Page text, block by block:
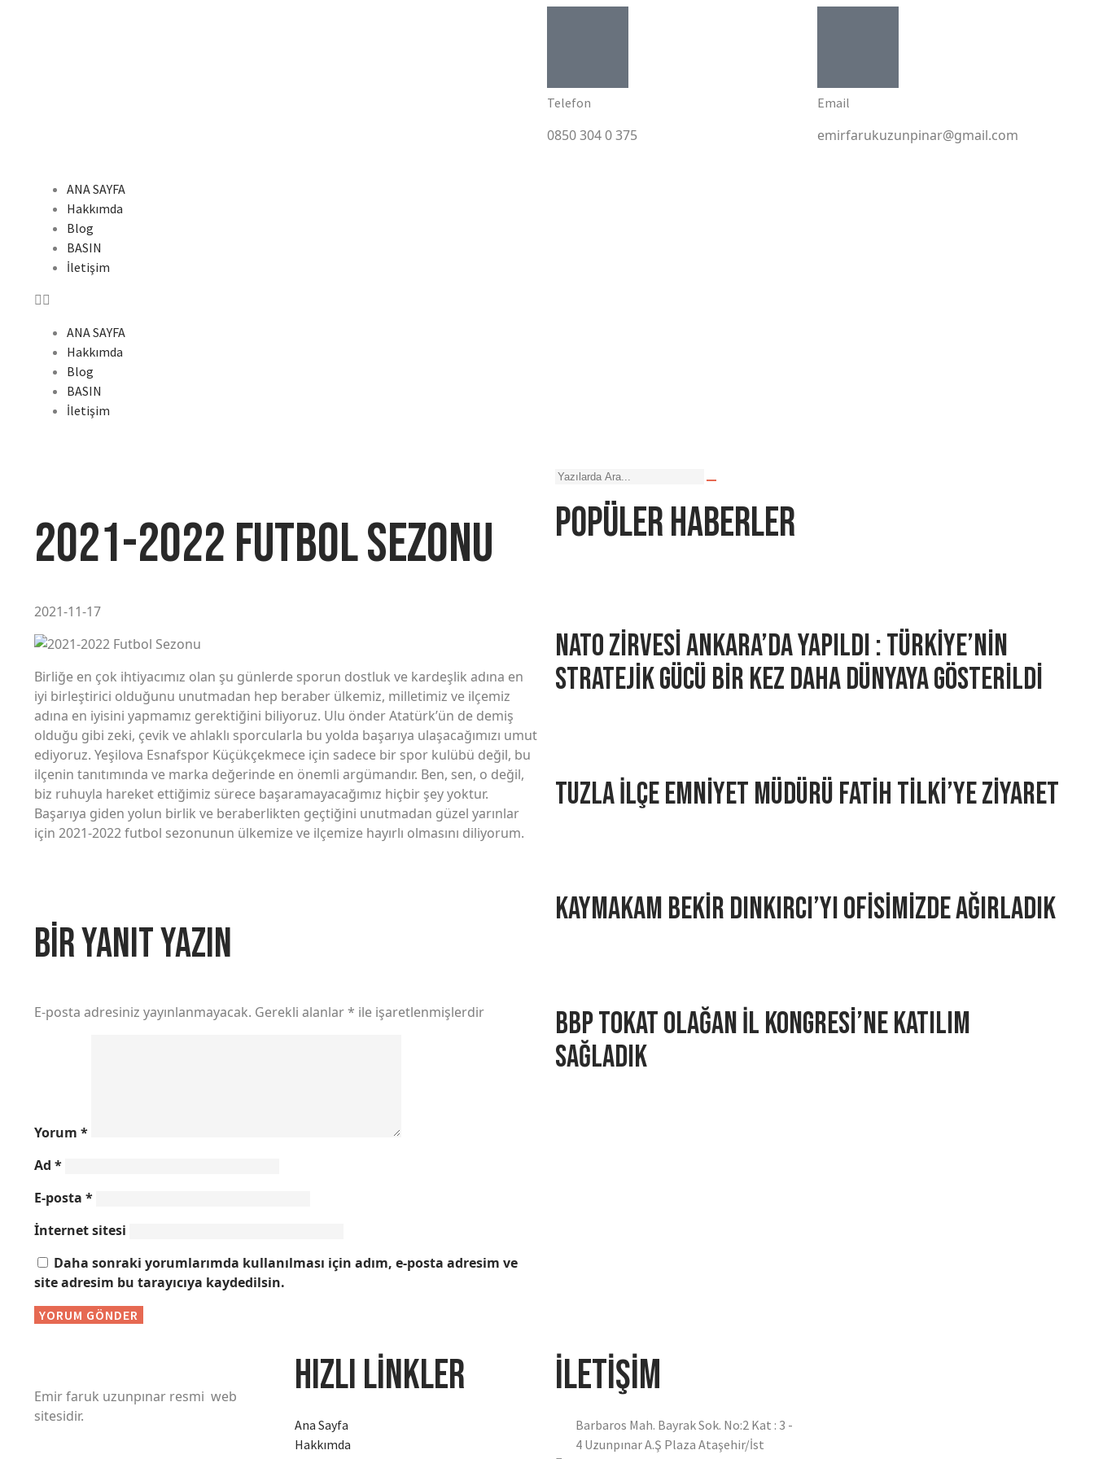
Telefon
0850 304 0 375
Email
emirfarukuzunpinar@gmail.com
ANA SAYFA
Hakkımda
Blog
BASIN
İletişim
ANA SAYFA
Hakkımda
Blog
BASIN
İletişim
2021-2022 Futbol Sezonu
2021-11-17
Birliğe en çok ihtiyacımız olan şu günlerde sporun dostluk ve kardeşlik adına en
iyi birleştirici olduğunu unutmadan hep beraber ülkemiz, milletimiz ve ilçemiz
adına en iyisini yapmamız gerektiğini biliyoruz. Ulu önder Atatürk’ün de demiş
olduğu gibi zeki, çevik ve ahlaklı sporcularla bu yolda başarıya ulaşacağımızı umut
ediyoruz. Yeşilova Esnafspor Küçükçekmece için sadece bir spor kulübü değil, bu
ilçenin tanıtımında ve marka değerinde en önemli argümandır. Ben, sen, o değil,
biz ruhuyla hareket ettiğimiz sürece başaramayacağımız hiçbir şey yoktur.
Başarıya giden yolun birlik ve beraberlikten geçtiğini unutmadan güzel yarınlar
için 2021-2022 futbol sezonunun ülkemize ve ilçemize hayırlı olmasını diliyorum.
Bir yanıt yazın
E-posta adresiniz yayınlanmayacak. Gerekli alanlar* ile işaretlenmişlerdir
Yorum *
Ad *
E-posta *
İnternet sitesi
Daha sonraki yorumlarımda kullanılması için adım, e-posta adresim ve
site adresim bu tarayıcıya kaydedilsin.
Popüler haberler
NATO Zirvesi Ankara’da Yapıldı : Türkiye’nin
Stratejik Gücü Bir Kez Daha Dünyaya Gösterildi
Tuzla İlçe Emniyet Müdürü Fatih Tilki’ye Ziyaret
Kaymakam Bekir Dınkırcı’yı Ofisimizde Ağırladık
BBP Tokat Olağan İl Kongresi’ne Katılım
Sağladık
Emir faruk uzunpınar resmi web
sitesidir.
HIZLI LİNKLER
Ana Sayfa
Hakkımda
İLETİŞİM
Barbaros Mah. Bayrak Sok. No:2 Kat : 3 -
4 Uzunpınar A.Ş Plaza Ataşehir/İst